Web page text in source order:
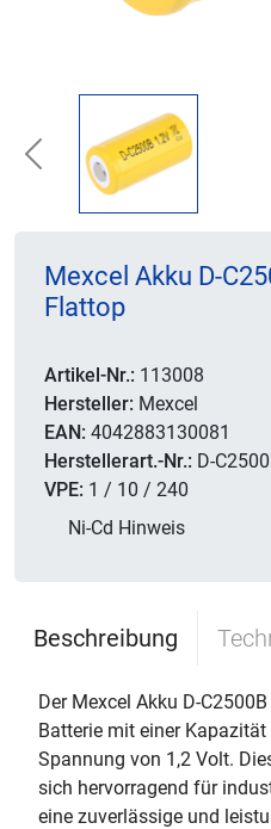
Previous
Mexcel Akku D-
Flattop
Artikel-Nr.: 113008
Hersteller: Mexcel
EAN: 4042883130081
Herstellerart.-Nr.: D-
VPE: 1 / 10 / 240
Ni-Cd Hinweis
Beschreibung
Der Mexcel Akku D-
Batterie mit einer
Spannung von 1,2 Volt.
sich hervorragend für
eine zuverlässige und